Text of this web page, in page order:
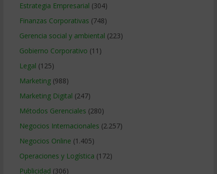
Estrategia Empresarial (304)
Finanzas Corporativas (748)
Gerencia social y ambiental (223)
Gobierno Corporativo (11)
Legal (125)
Marketing(988)
Marketing Digital (247)
Métodos Gerenciales (280)
Negocios Internacionales (2.257)
Negocios Online (1.405)
Operaciones y Logística (172)
Publicidad (306)